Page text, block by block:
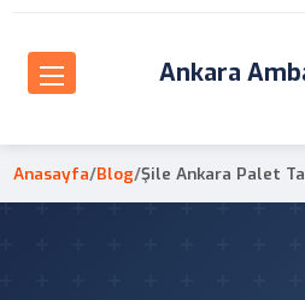
Ankara
Anasayfa/Blog/Şile Ankara Palet